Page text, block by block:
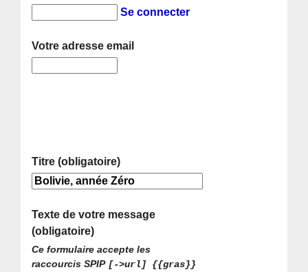
Se connecter
Votre adresse email
Titre (obligatoire)
Texte de votre message
(obligatoire)
Ce formulaire accepte les
raccourcis SPIP [->url] {{gras}}